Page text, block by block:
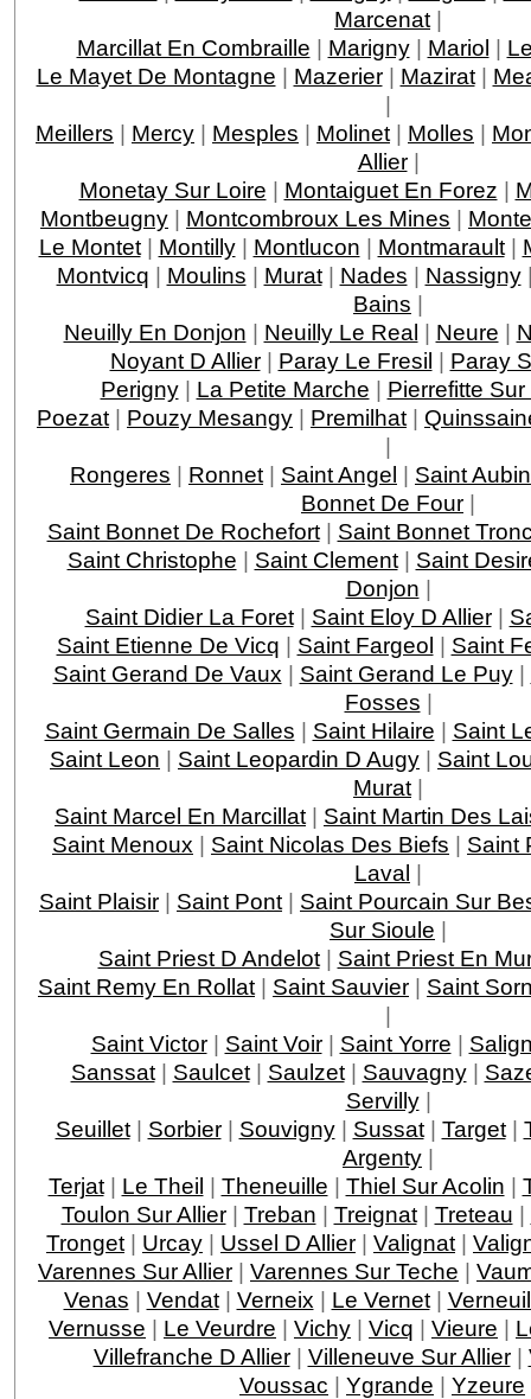
Marcenat |
Marcillat En Combraille | Marigny| Mariol |
Le Mayet De Montagne | Mazerier| Mazirat|
|
Meillers | Mercy | Mesples | Molinet | Molles |
Allier|
Monetay Sur Loire | Montaiguet En Forez |
Montbeugny | Montcombroux Les Mines |
Le Montet| Montilly| Montlucon | Montmarault|
Montvicq | Moulins | Murat| Nades | Nassigny
Bains |
Neuilly En Donjon | Neuilly Le Real | Neure |
Noyant D Allier| Paray Le Fresil | Paray
Perigny| La Petite Marche | Pierrefitte Sur
Poezat | Pouzy Mesangy | Premilhat |
|
Rongeres | Ronnet | Saint Angel | Saint
Bonnet De Four |
Saint Bonnet De Rochefort| Saint Bonnet
Saint Christophe | Saint Clement| Saint
Donjon |
Saint Didier La Foret| Saint Eloy D Allier|
Saint Etienne De Vicq | Saint Fargeol | Saint
Saint Gerand De Vaux | Saint Gerand Le Puy|
Fosses |
Saint Germain De Salles | Saint Hilaire | Saint
Saint Leon | Saint Leopardin D Augy | Saint
Murat |
Saint Marcel En Marcillat | Saint Martin Des
Saint Menoux | Saint Nicolas Des Biefs | Saint
Laval |
Saint Plaisir | Saint Pont | Saint Pourcain Sur
Sur Sioule |
Saint Priest D Andelot| Saint Priest En
Saint Remy En Rollat | Saint Sauvier | Saint
|
Saint Victor| Saint Voir| Saint Yorre |
Sanssat| Saulcet| Saulzet| Sauvagny|
Servilly|
Seuillet| Sorbier| Souvigny| Sussat| Target|
Argenty |
Terjat| Le Theil | Theneuille | Thiel Sur Acolin |
Toulon Sur Allier| Treban | Treignat| Treteau |
Tronget | Urcay | Ussel D Allier | Valignat |
Varennes Sur Allier | Varennes Sur Teche |
Venas | Vendat| Verneix | Le Vernet|
Vernusse | Le Veurdre | Vichy | Vicq | Vieure |
Villefranche D Allier| Villeneuve Sur Allier|
Voussac | Ygrande | Yzeure